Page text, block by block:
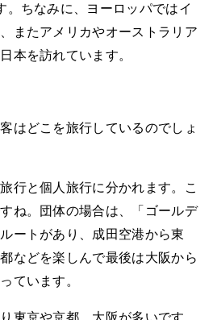
。ちなみに、ヨーロッパではイ
またアメリカやオーストラリア
本を訪れています。
はどこを旅行しているのでしょ
行と個人旅行に分かれます。こ
ね。団体の場合は、「ゴールデ
ートがあり、成田空港から東
などを楽しんで最後は大阪から
ています。